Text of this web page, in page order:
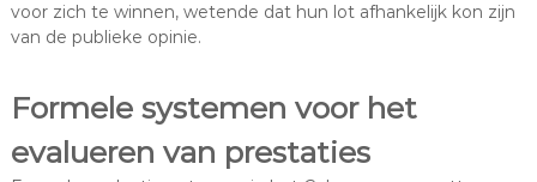
voor zich te winnen, wetende dat hun lot afhankelijk kon zijn
van de publieke opinie.
Formele systemen voor het
evalueren van prestaties